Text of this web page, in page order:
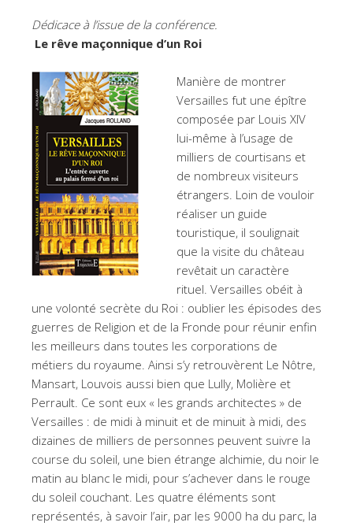
Dédicace à l’issue de la conférence.
Le rêve maçonnique d’un Roi
Manière de montrer
Versailles fut une épître
composée par Louis XIV
lui-même à l’usage de
milliers de courtisans et
de nombreux visiteurs
étrangers. Loin de vouloir
réaliser un guide
touristique, il soulignait
que la visite du château
revêtait un caractère
rituel. Versailles obéit à
une volonté secrète du Roi : oublier les épisodes des
guerres de Religion et de la Fronde pour réunir enfin
les meilleurs dans toutes les corporations de
métiers du royaume. Ainsi s’y retrouvèrent Le Nôtre,
Mansart, Louvois aussi bien que Lully, Molière et
Perrault. Ce sont eux « les grands architectes » de
Versailles : de midi à minuit et de minuit à midi, des
dizaines de milliers de personnes peuvent suivre la
course du soleil, une bien étrange alchimie, du noir le
matin au blanc le midi, pour s’achever dans le rouge
du soleil couchant. Les quatre éléments sont
représentés, à savoir l’air, par les 9000 ha du parc, la